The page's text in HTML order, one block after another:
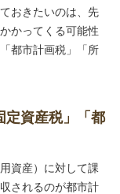
おきたいのは、先
かってくる可能性
都市計画税」「所
定資産税」「都
資産）に対して課
されるのが都市計